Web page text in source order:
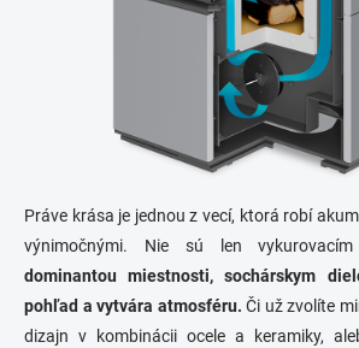
Práve krása je jednou z vecí, ktorá robí
výnimočnými. Nie sú len
dominantou miestnosti, sochárskym
pohľad a vytvára atmosféru. Či už zvolíte
dizajn v kombinácii ocele a keramiky,